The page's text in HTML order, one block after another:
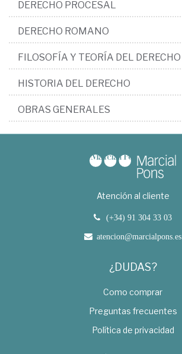
DERECHO PROCESAL
DERECHO ROMANO
FILOSOFÍA Y TEORÍA DEL DERECHO
HISTORIA DEL DERECHO
OBRAS GENERALES
Atención al cliente
(+34) 91 304 33 03
atencion@marcialpons.es
¿DUDAS?
Como comprar
Preguntas frecuentes
Política de privacidad